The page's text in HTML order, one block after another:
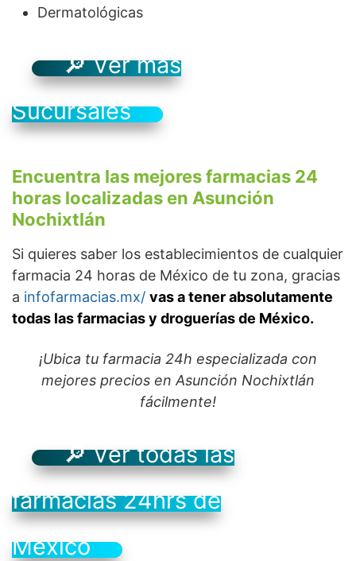
Dermatológicas
🔎 Ver más
Sucursales
Encuentra las mejores farmacias 24
horas localizadas en Asunción
Nochixtlán
Si quieres saber los establecimientos de cualquier
farmacia 24 horas de México de tu zona, gracias
a infofarmacias.mx/ vas a tener absolutamente
todas las farmacias y droguerías de México.
¡Ubica tu farmacia 24h especializada con
mejores precios en Asunción Nochixtlán
fácilmente!
🔎 Ver todas las
farmacias 24hrs de
México